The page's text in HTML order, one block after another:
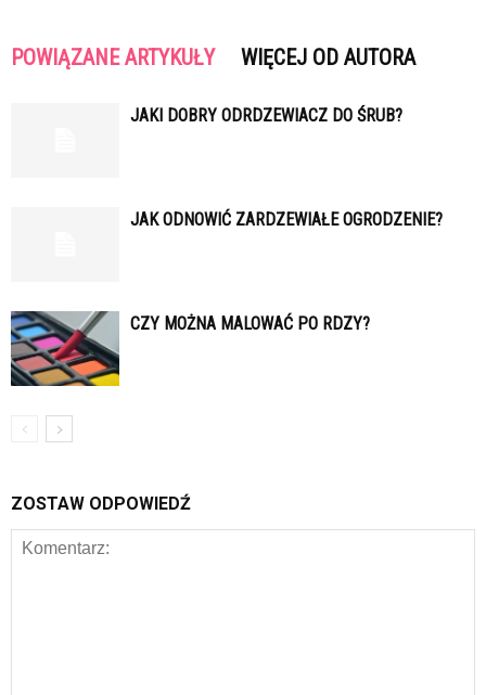
POWIĄZANE ARTYKUŁY WIĘCEJ OD AUTORA
JAKI DOBRY ODRDZEWIACZ DO ŚRUB?
JAK ODNOWIĆ ZARDZEWIAŁE OGRODZENIE?
CZY MOŻNA MALOWAĆ PO RDZY?
ZOSTAW ODPOWIEDŹ